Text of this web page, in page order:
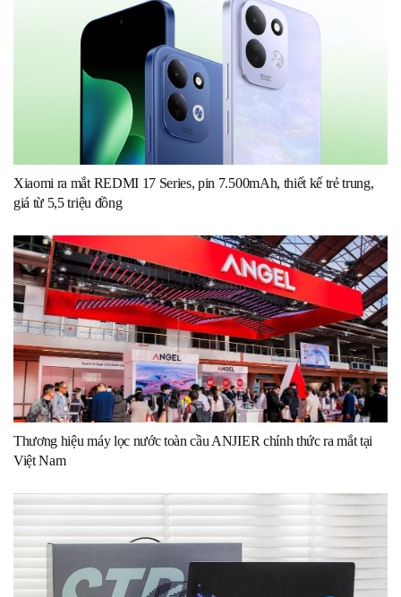
Xiaomi ra mắt REDMI 17 Series, pin 7.500mAh, thiết kế trẻ trung,
giá từ 5,5 triệu đồng
Thương hiệu máy lọc nước toàn cầu ANJIER chính thức ra mắt tại
Việt Nam